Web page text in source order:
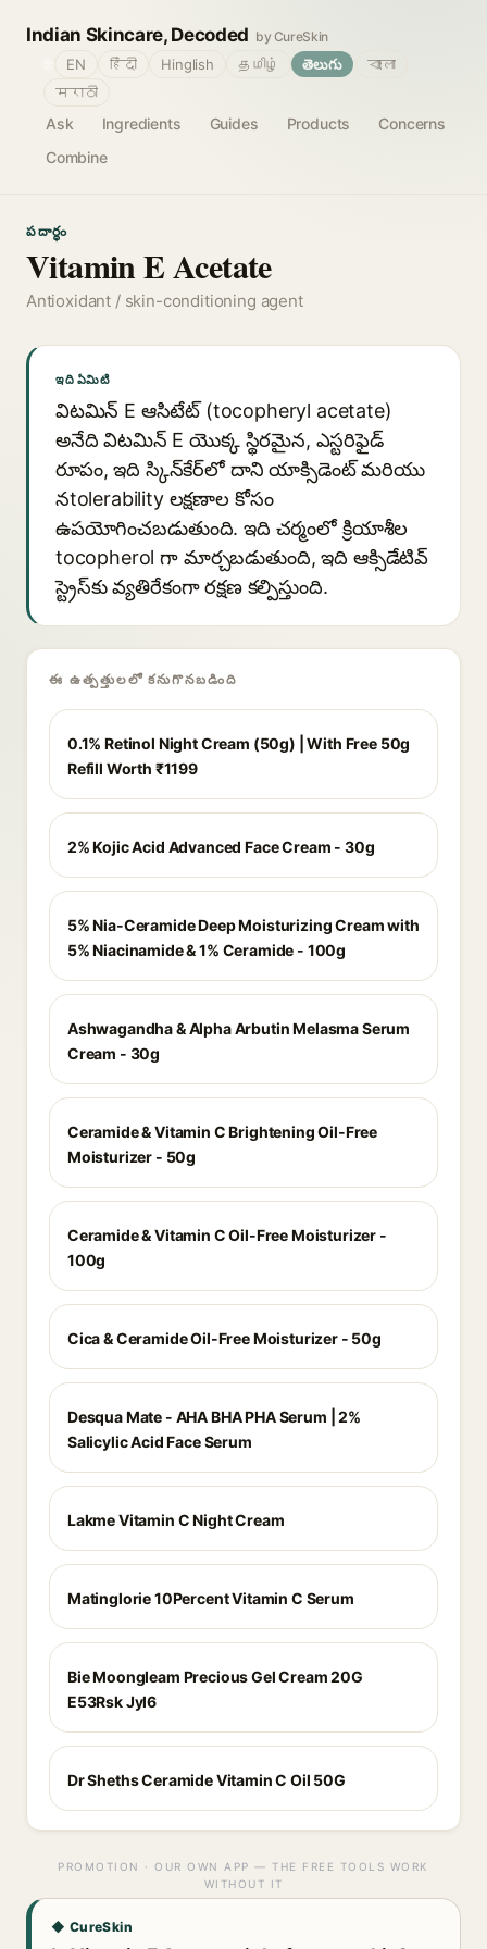
Indian Skincare, Decoded by CureSkin
Ask Ingredients Guides Products
Concerns
Combine
EN हिंदी Hinglish தமிழ் తెలుగు
বাংলা
मराठी
పదార్థం
Vitamin E Acetate
Antioxidant / skin-conditioning agent
ఇది ఏమిటి
విటమిన్ E ఆసిటేట్ (tocopheryl acetate)
అనేది విటమిన్ E యొక్క స్థిరమైన, ఎస్టరిఫైడ్
రూపం, ఇది స్కిన్‌కేర్‌లో దాని యాక్సిడెంట్ మరియు
నtolerability లక్షణాల కోసం
ఉపయోగించబడుతుంది. ఇది చర్మంలో క్రియాశీల
tocopherol గా మార్చబడుతుంది, ఇది ఆక్సిడేటివ్
స్ట్రెస్‌కు వ్యతిరేకంగా రక్షణ కల్పిస్తుంది.
ఈ ఉత్పత్తులలో కనుగొనబడింది
0.1% Retinol Night Cream (50g) | With Free 50g
Refill Worth ₹1199
2% Kojic Acid Advanced Face Cream - 30g
5% Nia-Ceramide Deep Moisturizing Cream with
5% Niacinamide & 1% Ceramide - 100g
Ashwagandha & Alpha Arbutin Melasma Serum
Cream - 30g
Ceramide & Vitamin C Brightening Oil-Free
Moisturizer - 50g
Ceramide & Vitamin C Oil-Free Moisturizer -
100g
Cica & Ceramide Oil-Free Moisturizer - 50g
Desqua Mate - AHA BHA PHA Serum | 2%
Salicylic Acid Face Serum
Lakme Vitamin C Night Cream
Matinglorie 10Percent Vitamin C Serum
Bie Moongleam Precious Gel Cream 20G
E53Rsk Jyl6
Dr Sheths Ceramide Vitamin C Oil 50G
PROMOTION · OUR OWN APP — THE FREE TOOLS WORK
WITHOUT IT
◆ CureSkin